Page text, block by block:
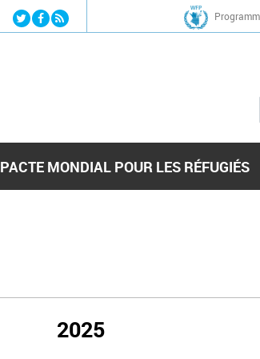
Jump to navigation
PACTE MONDIAL POUR LES RÉFUGIÉS
2025